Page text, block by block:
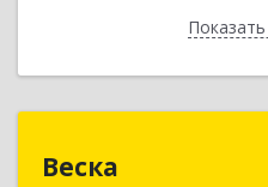
Веска